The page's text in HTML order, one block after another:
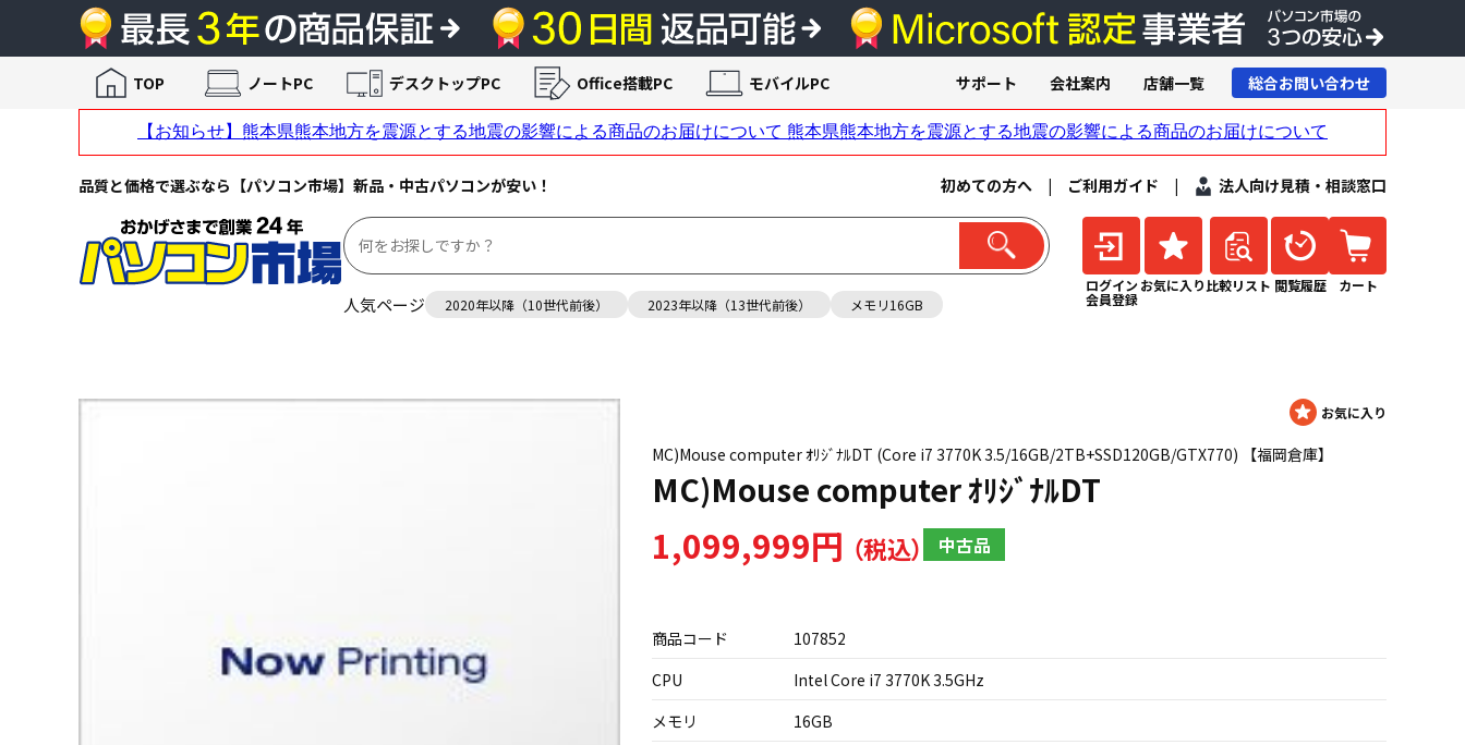
品質と価格で選ぶなら【パソコン市場】新品・中古パソコンが安い！ 初めての方へ | ご利用ガイド | 法人向け見積・相談窓口
人気ページ 2020年以降（10世代前後） 2023年以降（13世代前後） メモリ16GB
ログイン
会員登録
お気に入り 比較リスト 閲覧履歴 カート
TOP ノートPC デスクトップPC Office搭載PC モバイルPC サポート 会社案内 店舗一覧 総合お問い合わせ
MC)Mouse computer ｵﾘｼﾞﾅﾙDT (Core i7 3770K 3.5/16GB/2TB+SSD120GB/GTX770) 【福岡倉庫】
MC)Mouse computer ｵﾘｼﾞﾅﾙDT
1,099,999円 中古品
商品コード
107852
CPU
Intel Core i7 3770K 3.5GHz
メモリ
16GB